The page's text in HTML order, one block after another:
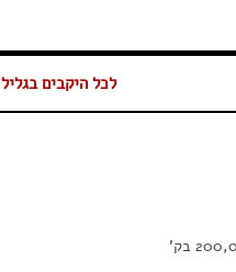
לכל היקבים בגליל